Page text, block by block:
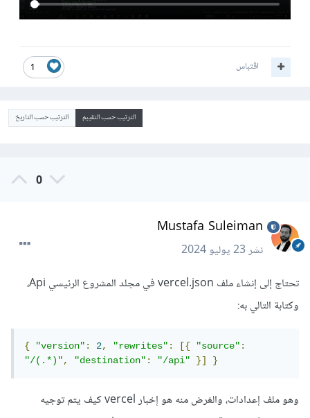
1 اقتباس
الترتيب حسب التقييم الترتيب حسب التاريخ
0
Mustafa Suleiman
نشر23 يوليو 2024
تحتاج إلى إنشاء ملف vercel.json في مجلد المشروع الرئيسي Api،
وكتابة التالي به:
{ "version": 2, "rewrites": [{ "source":
"/(.*)", "destination": "/api" }] }
وهو ملف إعدادات، والغرض منه هو إخبار vercel كيف يتم توجيه